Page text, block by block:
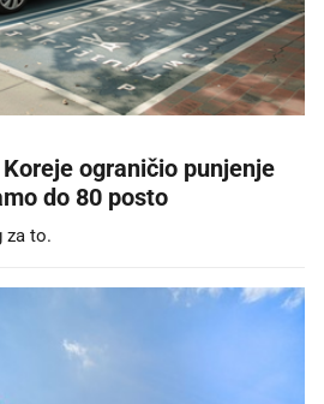
ograničio punjenje
do 80 posto
za to.